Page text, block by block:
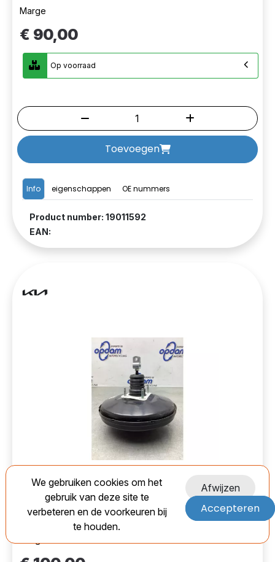
Info eigenschappen OE nummers
Product number: 19011592
EAN:
Marge
€ 90,00
Op voorraad
Toevoegen
Kia 19687278 Rembekrachtiger-
7617489
EAN:
We gebruiken cookies om het
gebruik van deze site te
verbeteren en de voorkeuren bij
te houden.
Afwijzen
Accepteren